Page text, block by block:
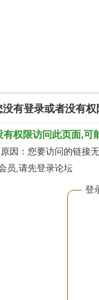
没有登录或者没有
有权限访问此页面,可
因：您要访问的链接
员,请先登录论坛
登